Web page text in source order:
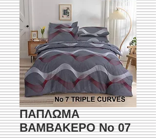
ΠΑΠΛΩΜΑ
ΒΑΜΒΑΚΕΡΟ Νο 07